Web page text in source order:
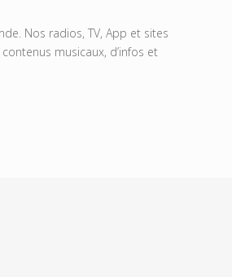
Nos radios, TV, App et sites
musicaux, d’infos et